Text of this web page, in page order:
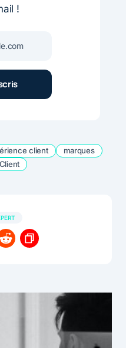
!
client
marques